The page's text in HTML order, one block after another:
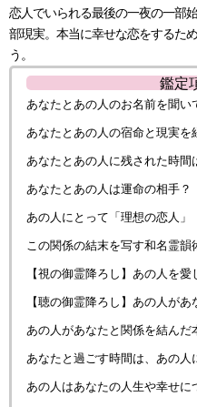
恋人でいられる最後の一夜の一
部現実。本当に幸せな恋をするた
う。
鑑定
あなたとあの人のお名前を聞い
あなたとあの人の宿命と現実を
あなたとあの人に残された時
あなたとあの人は運命の相手
あの人にとって「理想の恋人」
この関係の結末を写す和名霊韻
【視の御霊降ろし】あの人を
【聴の御霊降ろし】あの人が
あの人があなたと関係を結んだ
あなたと過ごす時間は、あの人
あの人はあなたの人生や幸せ